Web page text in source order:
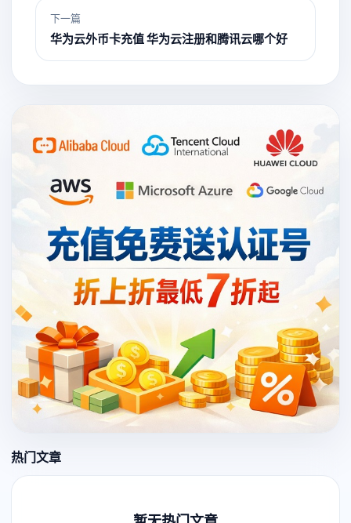
下一篇
华为云外币卡充值 华为云注册和腾讯云哪个好
热门文章